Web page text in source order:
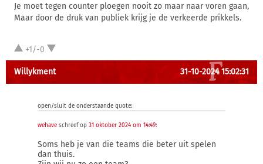
Je moet tegen counter ploegen nooit zo maar naar voren gaan,
Maar door de druk van publiek krijg je de verkeerde prikkels.
+1/-0
Willykment 31-10-2024 15:02:31
open/sluit de onderstaande quote:
wehave schreef op 31 oktober 2024 om 14:49:
Soms heb je van die teams die beter uit spelen
dan thuis.